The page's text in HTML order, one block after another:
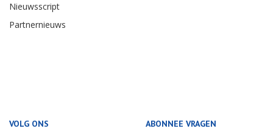
Nieuwsscript
Partnernieuws
VOLG ONS ABONNEE VRAGEN